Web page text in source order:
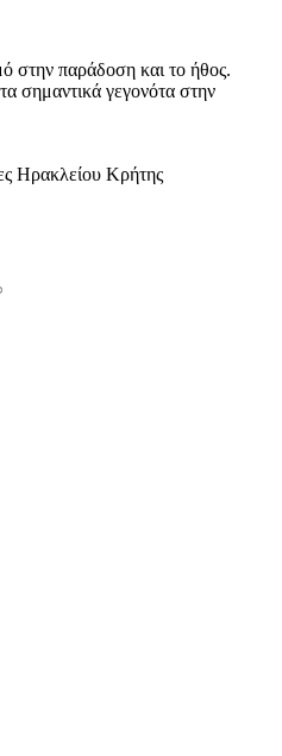
στην παράδοση και το ήθος.
σημαντικά γεγονότα στην
Ηρακλείου Κρήτης